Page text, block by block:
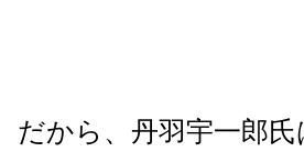
だから、丹羽宇一郎